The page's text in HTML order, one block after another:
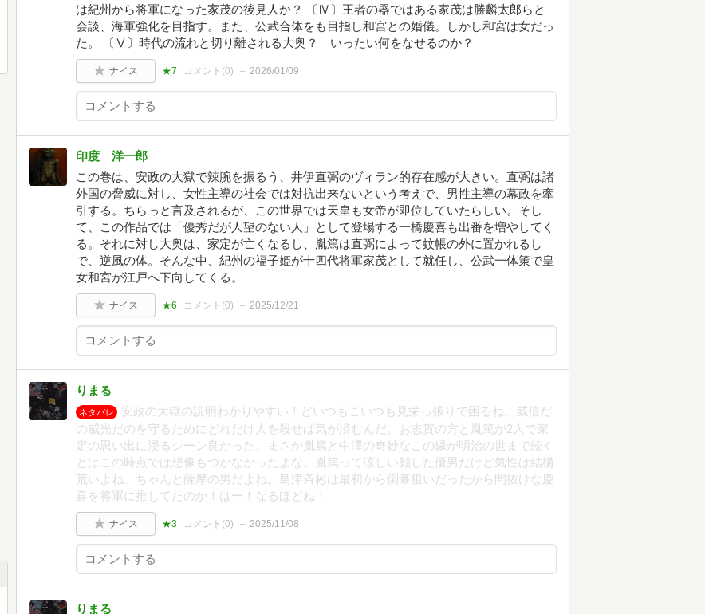
は紀州から将軍になった家茂の後見人か？ 〔Ⅳ〕王者の器ではある家茂は勝麟太郎らと
会談、海軍強化を目指す。また、公武合体をも目指し和宮との婚儀。しかし和宮は女だっ
た。 〔Ⅴ〕時代の流れと切り離される大奥？ いったい何をなせるのか？
ナイス ★7 コメント(0) 2026/01/09
印度 洋一郎
この巻は、安政の大獄で辣腕を振るう、井伊直弼のヴィラン的存在感が大きい。直弼は諸
外国の脅威に対し、女性主導の社会では対抗出来ないという考えで、男性主導の幕政を牽
引する。ちらっと言及されるが、この世界では天皇も女帝が即位していたらしい。そし
て、この作品では「優秀だが人望のない人」として登場する一橋慶喜も出番を増やしてく
る。それに対し大奥は、家定が亡くなるし、胤篤は直弼によって蚊帳の外に置かれるし
で、逆風の体。そんな中、紀州の福子姫が十四代将軍家茂として就任し、公武一体策で皇
女和宮が江戸へ下向してくる。
ナイス ★6 コメント(0) 2025/12/21
りまる
ネタバレ
安政の大獄の説明わかりやすい！どいつもこいつも見栄っ張りで困るね。威信だ
の威光だのを守るためにどれだけ人を殺せば気が済むんだ。お志賀の方と胤篤が2人で家
定の思い出に浸るシーン良かった。まさか胤篤と中澤の奇妙なこの縁が明治の世まで続く
とはこの時点では想像もつかなかったよな。胤篤って涼しい顔した優男だけど気性は結構
荒いよね。ちゃんと薩摩の男だよね。島津斉彬は最初から倒幕狙いだったから間抜けな慶
喜を将軍に推してたのか！はー！なるほどね！
ナイス ★3 コメント(0) 2025/11/08
りまる